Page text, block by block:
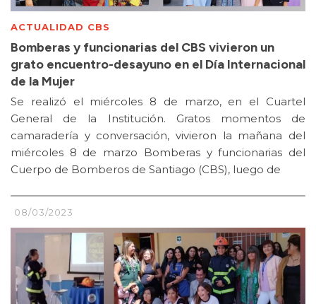
ACTUALIDAD CBS
Bomberas y funcionarias del CBS vivieron un
grato encuentro-desayuno en el Día Internacional
de la Mujer
Se realizó el miércoles 8 de marzo, en el Cuartel
General de la Institución. Gratos momentos de
camaradería y conversación, vivieron la mañana del
miércoles 8 de marzo Bomberas y funcionarias del
Cuerpo de Bomberos de Santiago (CBS), luego de
08/03/2023